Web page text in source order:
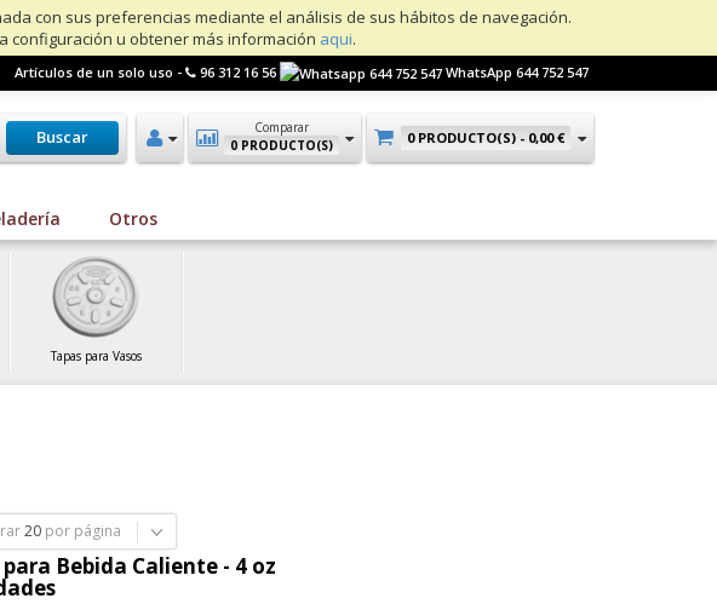
con sus preferencias mediante el análisis de sus hábitos de navegación.
configuración u obtener más información aqui.
Artículos de un solo uso - 96 312 16 56 WhatsApp 644 752 547
0 PRODUCTO(S) - 0,00 €
Comparar
0 PRODUCTO(S)
Buscar
Otros
Tapas para Vasos
20 por página
Bebida Caliente - 4 oz